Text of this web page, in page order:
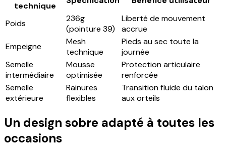
technique
Poids
236g
(pointure 39)
Liberté de mouvement
accrue
Empeigne
Mesh
technique
Pieds au sec toute la
journée
Semelle
intermédiaire
Mousse
optimisée
Protection articulaire
renforcée
Semelle
extérieure
Rainures
flexibles
Transition fluide du talon
aux orteils
Un design sobre adapté à toutes les
occasions